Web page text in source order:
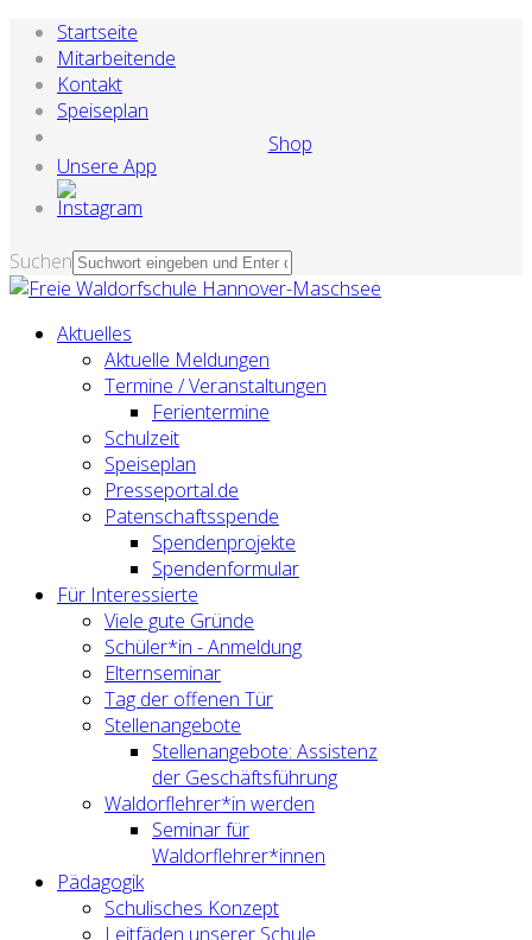
Startseite
Mitarbeitende
Kontakt
Speiseplan
Shop
Unsere App
Suchen
Aktuelles
Aktuelle Meldungen
Termine / Veranstaltungen
Ferientermine
Schulzeit
Speiseplan
Presseportal.de
Patenschaftsspende
Spendenprojekte
Spendenformular
Für Interessierte
Viele gute Gründe
Schüler*in - Anmeldung
Elternseminar
Tag der offenen Tür
Stellenangebote
Stellenangebote: Assistenz
der Geschäftsführung
Waldorflehrer*in werden
Seminar für
Waldorflehrer*innen
Pädagogik
Schulisches Konzept
Leitfäden unserer Schule